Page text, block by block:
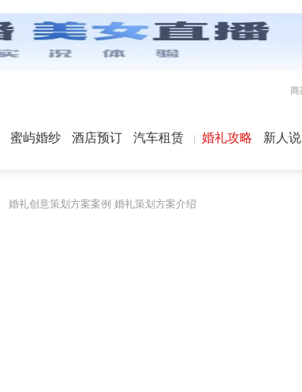
商
蜜屿婚纱 酒店预订 汽车租赁 婚礼攻略 新人说
婚礼创意策划方案案例 婚礼策划方案介绍